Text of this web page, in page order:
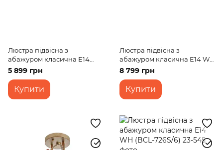
Люстра підвісна з
абажуром класична E14
40W WH (BKL-572S/6)
5 899 грн
Купити
Люстра підвісна з
абажуром класична E14 WH
(BCL-726S/8)
8 799 грн
Купити